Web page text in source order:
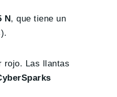
N, que tiene un
rojo. Las llantas